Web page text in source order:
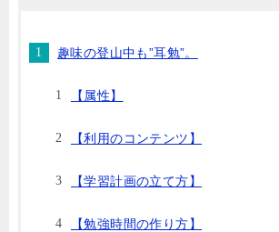
趣味の登山中も”耳勉”。
【属性】
【利用のコンテンツ】
【学習計画の立て方】
【勉強時間の作り方】